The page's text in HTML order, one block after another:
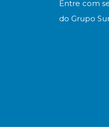
Entre com
do Grupo